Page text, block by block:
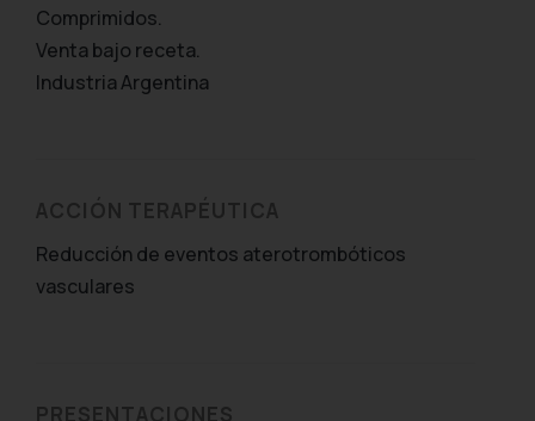
Comprimidos.
Venta bajo receta.
Industria Argentina
ACCIÓN TERAPÉUTICA
Reducción de eventos aterotrombóticos
vasculares
PRESENTACIONES